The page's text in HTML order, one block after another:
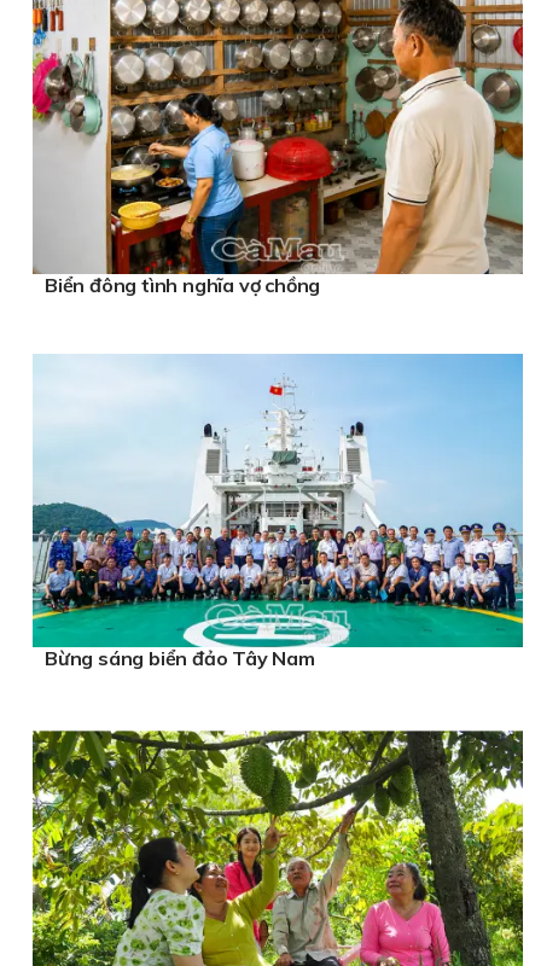
Biển đông tình nghĩa vợ chồng
Bừng sáng biển đảo Tây Nam